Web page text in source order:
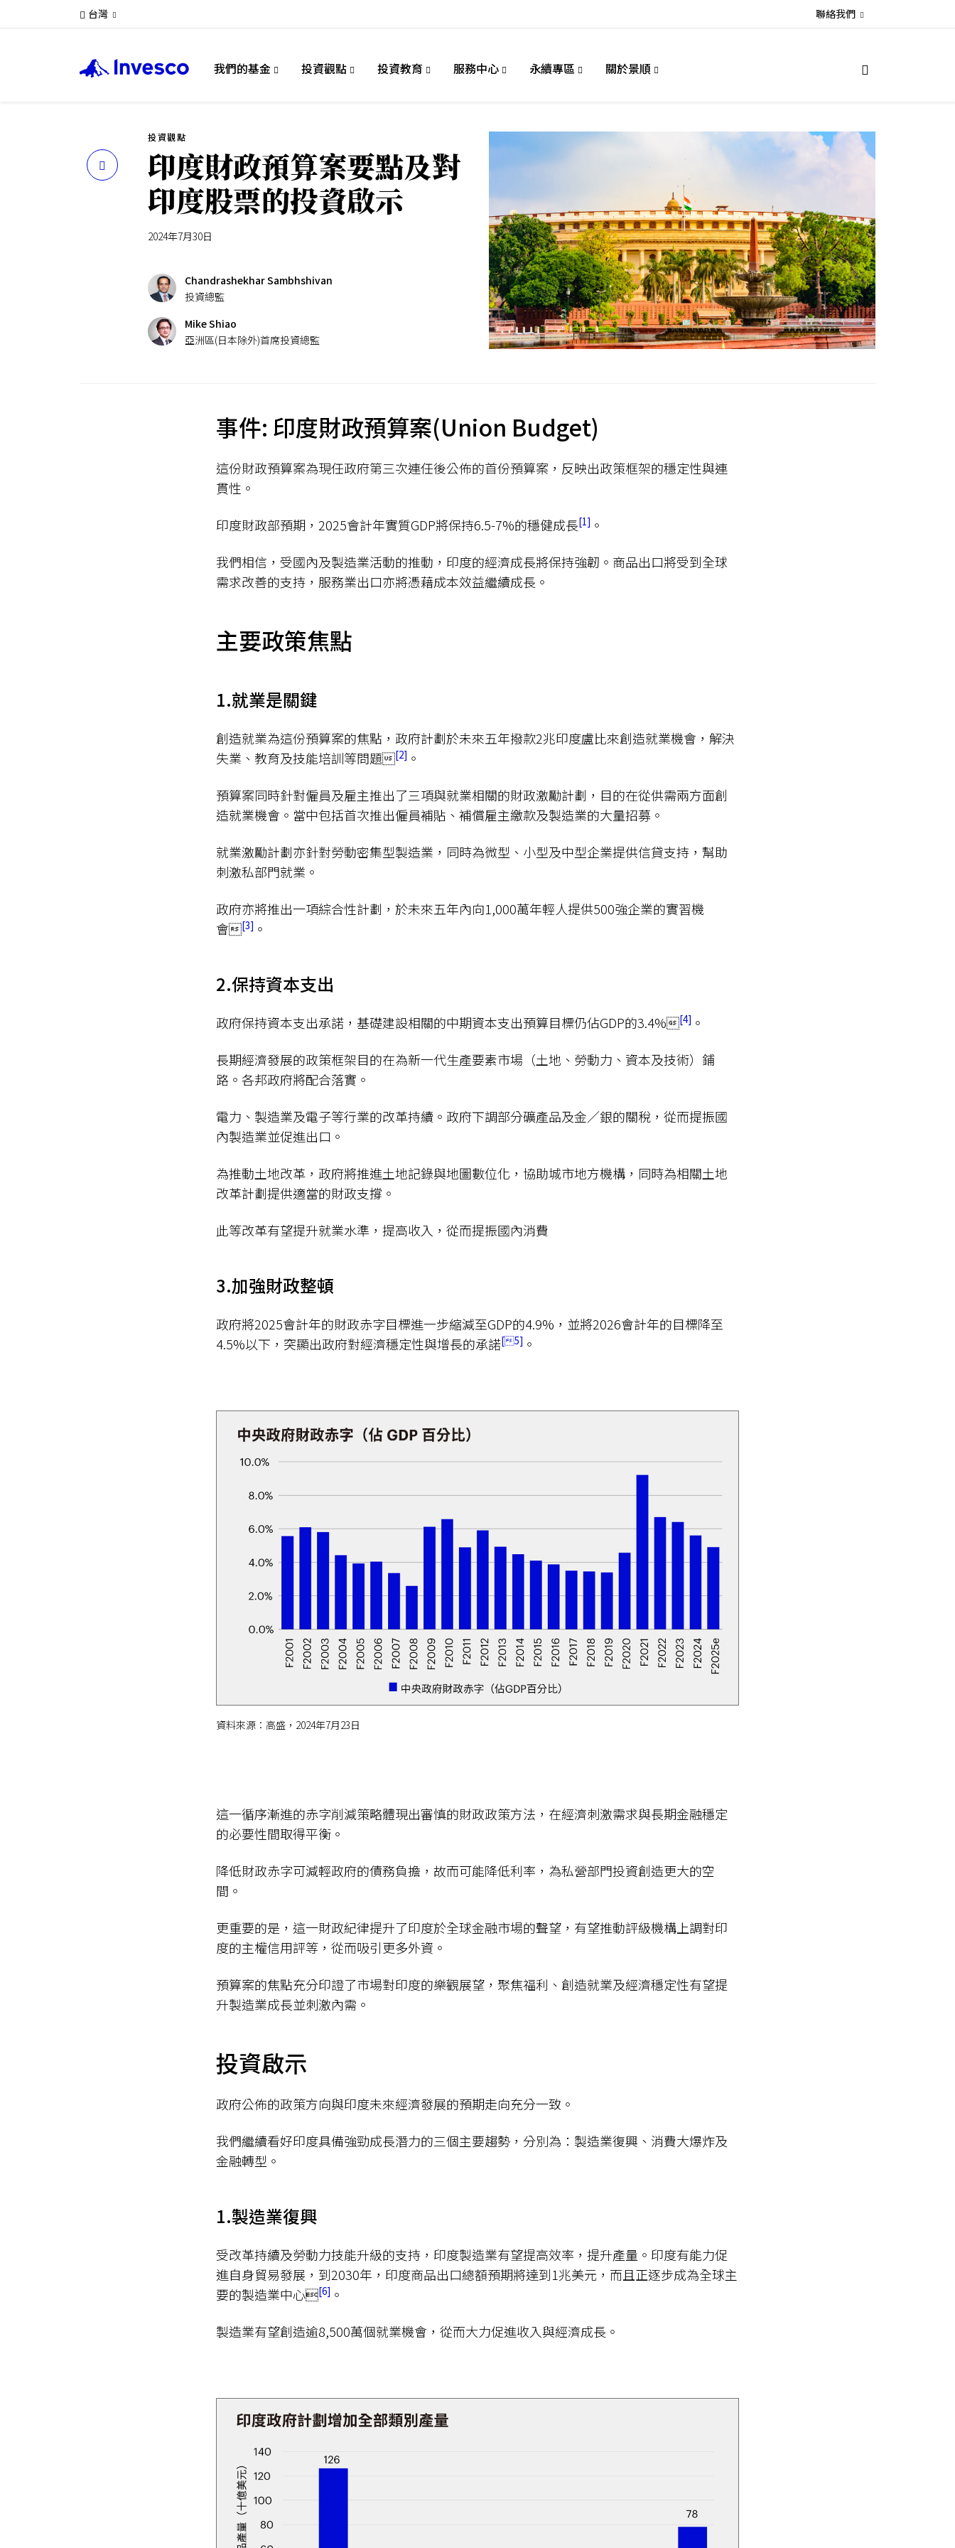
我們的基金 投資觀點 投資教育 服務中心 永續專區 關於景順
台灣 聯絡我們
投資觀點
印度財政預算案要點及對
印度股票的投資啟示
2024年7月30日
Chandrashekhar Sambhshivan
投資總監
Mike Shiao
亞洲區(日本除外)首席投資總監
分
事件: 印度財政預算案(Union Budget)
這份財政預算案為現任政府第三次連任後公佈的首份預算案，反映出政策框架的穩定性與連
貫性。
印度財政部預期，2025會計年實質GDP將保持6.5-7%的穩健成長 1 。
我們相信，受國內及製造業活動的推動，印度的經濟成長將保持強韌。商品出口將受到全球
需求改善的支持，服務業出口亦將憑藉成本效益繼續成長。
主要政策焦點
1.就業是關鍵
創造就業為這份預算案的焦點，政府計劃於未來五年撥款2兆印度盧比來創造就業機會，解決
失業、教育及技能培訓等問題 2 。
預算案同時針對僱員及雇主推出了三項與就業相關的財政激勵計劃，目的在從供需兩方面創
造就業機會。當中包括首次推出僱員補貼、補償雇主繳款及製造業的大量招募。
就業激勵計劃亦針對勞動密集型製造業，同時為微型、小型及中型企業提供信貸支持，幫助
刺激私部門就業。
政府亦將推出一項綜合性計劃，於未來五年內向1,000萬年輕人提供500強企業的實習機
會 3 。
2.保持資本支出
政府保持資本支出承諾，基礎建設相關的中期資本支出預算目標仍佔GDP的3.4% 4 。
長期經濟發展的政策框架目的在為新一代生產要素市場（土地、勞動力、資本及技術）鋪
路。各邦政府將配合落實。
電力、製造業及電子等行業的改革持續。政府下調部分礦產品及金／銀的關稅，從而提振國
內製造業並促進出口。
為推動土地改革，政府將推進土地記錄與地圖數位化，協助城市地方機構，同時為相關土地
改革計劃提供適當的財政支撐。
此等改革有望提升就業水準，提高收入，從而提振國內消費
3.加強財政整頓
政府將2025會計年的財政赤字目標進一步縮減至GDP的4.9%，並將2026會計年的目標降至
4.5%以下，突顯出政府對經濟穩定性與增長的承諾 5 。
資料來源：高盛，2024年7月23日
這一循序漸進的赤字削減策略體現出審慎的財政政策方法，在經濟刺激需求與長期金融穩定
的必要性間取得平衡。
降低財政赤字可減輕政府的債務負擔，故而可能降低利率，為私營部門投資創造更大的空
間。
更重要的是，這一財政紀律提升了印度於全球金融市場的聲望，有望推動評級機構上調對印
度的主權信用評等，從而吸引更多外資。
預算案的焦點充分印證了市場對印度的樂觀展望，聚焦福利、創造就業及經濟穩定性有望提
升製造業成長並刺激內需。
投資啟示
政府公佈的政策方向與印度未來經濟發展的預期走向充分一致。
我們繼續看好印度具備強勁成長潛力的三個主要趨勢，分別為：製造業復興、消費大爆炸及
金融轉型。
1.製造業復興
受改革持續及勞動力技能升級的支持，印度製造業有望提高效率，提升產量。印度有能力促
進自身貿易發展，到2030年，印度商品出口總額預期將達到1兆美元，而且正逐步成為全球主
要的製造業中心 6 。
製造業有望創造逾8,500萬個就業機會，從而大力促進收入與經濟成長。